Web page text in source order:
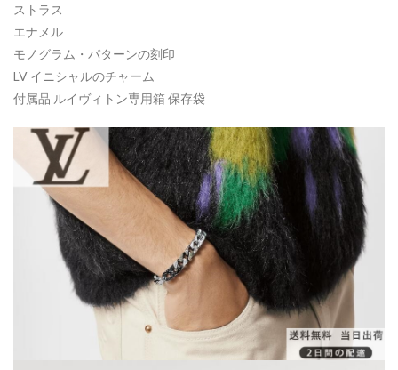
ストラス
エナメル
モノグラム・パターンの刻印
LV イニシャルのチャーム
付属品 ルイヴィトン専用箱 保存袋